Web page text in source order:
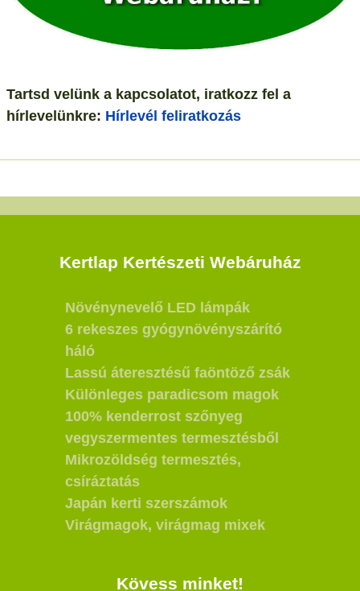
Tartsd velünk a kapcsolatot, iratkozz fel a
hírlevelünkre: Hírlevél feliratkozás
Kertlap Kertészeti Webáruház
Növénynevelő LED lámpák
6 rekeszes gyógynövényszárító
háló
Lassú áteresztésű faöntöző zsák
Különleges paradicsom magok
100% kenderrost szőnyeg
vegyszermentes termesztésből
Mikrozöldség termesztés,
csíráztatás
Japán kerti szerszámok
Virágmagok, virágmag mixek
Kövess minket!